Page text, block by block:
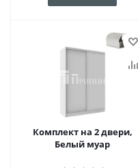
Комплект на 2 двери,
Белый муар